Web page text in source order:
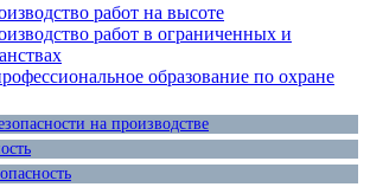
работ на высоте
работ в ограниченных и
образование по охране
на производстве